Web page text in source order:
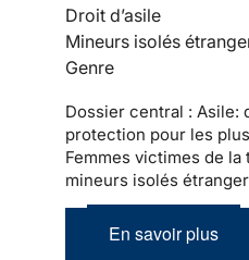
Droit d’asile
Mineurs isolés
Genre
Dossier central : Asile:
protection pour les
Femmes victimes de la
mineurs isolés
En savoir plus